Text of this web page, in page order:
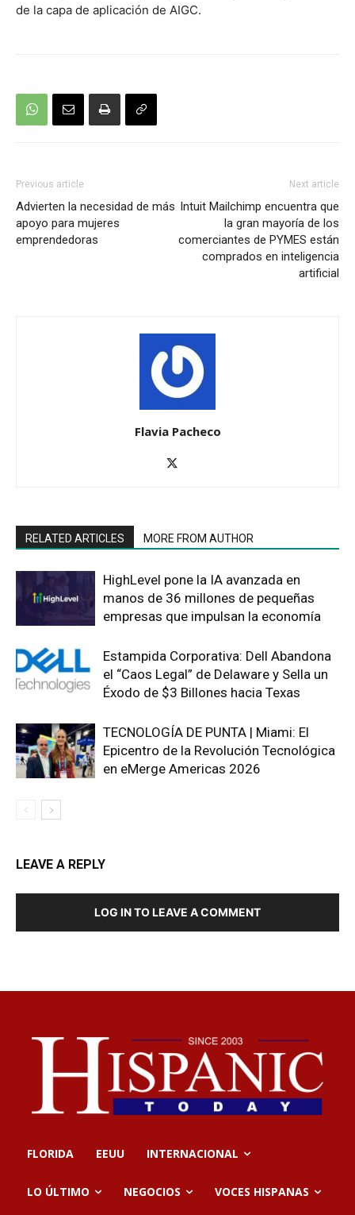
de la capa de aplicación de AIGC.
Previous article
Advierten la necesidad de más
apoyo para mujeres
emprendedoras
Next article
Intuit Mailchimp encuentra que
la gran mayoría de los
comerciantes de PYMES están
comprados en inteligencia
artificial
Flavia Pacheco
RELATED ARTICLES MORE FROM AUTHOR
HighLevel pone la IA avanzada en
manos de 36 millones de pequeñas
empresas que impulsan la economía
Estampida Corporativa: Dell Abandona
el “Caos Legal” de Delaware y Sella un
Éxodo de $3 Billones hacia Texas
TECNOLOGÍA DE PUNTA | Miami: El
Epicentro de la Revolución Tecnológica
en eMerge Americas 2026
LEAVE A REPLY
LOG IN TO LEAVE A COMMENT
FLORIDA EEUU INTERNACIONAL
LO ÚLTIMO NEGOCIOS VOCES HISPANAS